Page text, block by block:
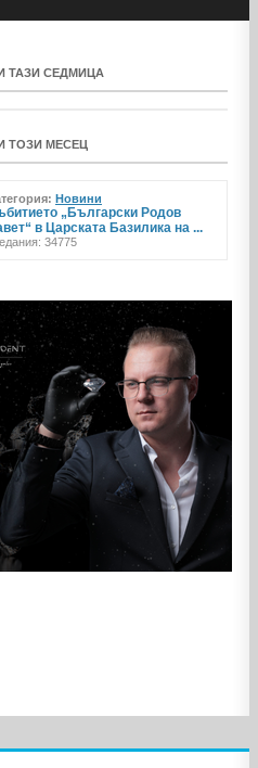
ТАЗИ СЕДМИЦА
ТОЗИ МЕСЕЦ
Новини
„Български Родов
в Царската Базилика на ...
34775